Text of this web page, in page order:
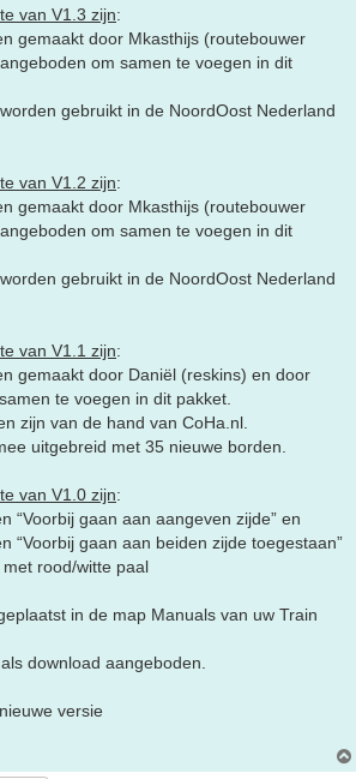
van V1.3 zijn:
gemaakt door Mkasthijs (routebouwer
om samen te voegen in dit
gebruikt in de NoordOost Nederland
van V1.2 zijn:
gemaakt door Mkasthijs (routebouwer
om samen te voegen in dit
gebruikt in de NoordOost Nederland
van V1.1 zijn:
gemaakt door Daniël (reskins) en door
te voegen in dit pakket.
zijn van de hand van CoHa.nl.
uitgebreid met 35 nieuwe borden.
van V1.0 zijn:
“Voorbij gaan aan aangeven zijde” en
“Voorbij gaan aan beiden zijde toegestaan”
rood/witte paal
in de map Manuals van uw Train
download aangeboden.
versie